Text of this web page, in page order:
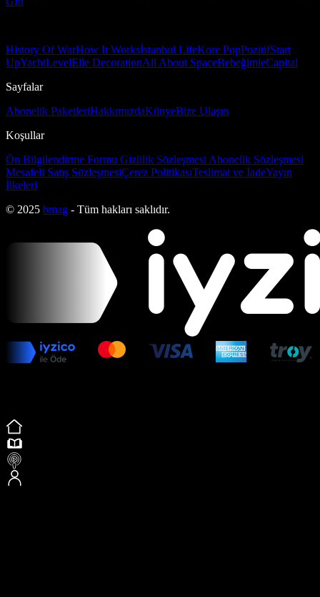
History Of WarHow It Worksİstanbul LifeKore PopPozitifStart
UpYachtLevelElle DecorationAll About SpaceBebeğimleCapital
Sayfalar
Abonelik PaketleriHakkımızdaKünyeBize Ulaşın
Koşullar
Ön Bilgilendirme Formu Gizlilik Sözleşmesi Abonelik Sözleşmesi
Mesafeli Satış SözleşmesiÇerez PolitikasıTeslimat ve İadeYayın
İlkeleri
© 2025 bmag - Tüm hakları saklıdır.